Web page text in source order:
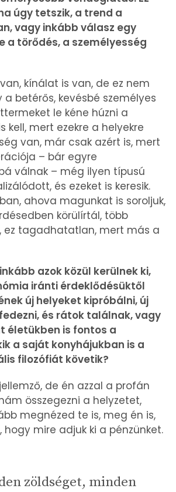
úgy tetszik, a trend a
vagy inkább válasz egy
a törődés, a személyesség
van, kínálat is van, de ez nem
a betérős, kevésbé személyes
le kéne húzni a
kell, mert ezekre a helyekre
van, már csak azért is, mert
– bár egyre
válnak – még ilyen típusú
és ezeket is keresik.
ahova magunkat is soroljuk,
körülírtál, több
ez tagadhatatlan, mert más a
azok közül kerülnek ki,
iránti érdeklődésüktől
új helyeket kipróbálni, új
és rátok találnak, vagy
életükben is fontos a
a saját konyhájukban is a
filozófiát követik?
de én azzal a profán
összegezni a helyzetet,
megnézed te is, meg én is,
hogy mire adjuk ki a pénzünket.
zöldséget, minden